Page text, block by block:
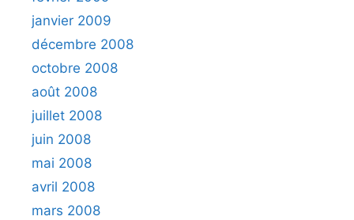
janvier 2009
décembre 2008
octobre 2008
août 2008
juillet 2008
juin 2008
mai 2008
avril 2008
mars 2008